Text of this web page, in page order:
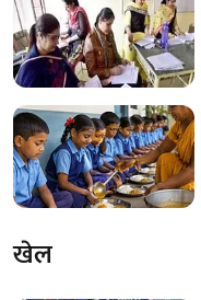
खेल